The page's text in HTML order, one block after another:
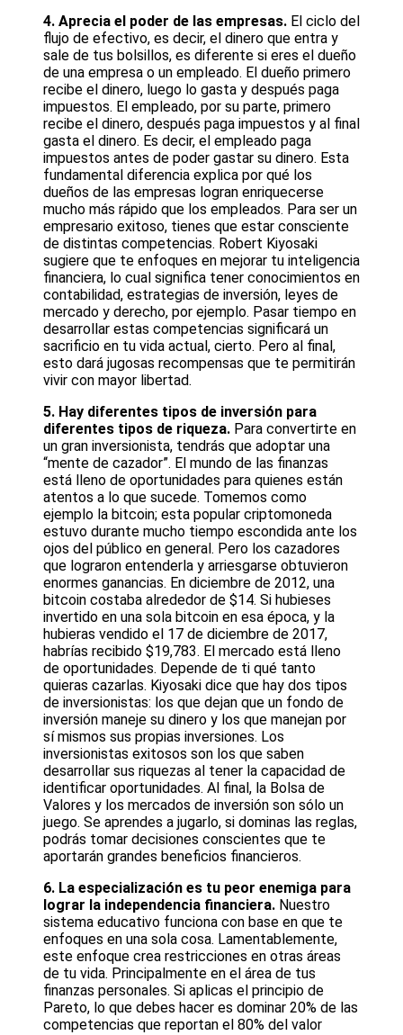
4. Aprecia el poder de las empresas. El ciclo del
flujo de efectivo, es decir, el dinero que entra y
sale de tus bolsillos, es diferente si eres el dueño
de una empresa o un empleado. El dueño primero
recibe el dinero, luego lo gasta y después paga
impuestos. El empleado, por su parte, primero
recibe el dinero, después paga impuestos y al final
gasta el dinero. Es decir, el empleado paga
impuestos antes de poder gastar su dinero. Esta
fundamental diferencia explica por qué los
dueños de las empresas logran enriquecerse
mucho más rápido que los empleados. Para ser un
empresario exitoso, tienes que estar consciente
de distintas competencias. Robert Kiyosaki
sugiere que te enfoques en mejorar tu inteligencia
financiera, lo cual significa tener conocimientos en
contabilidad, estrategias de inversión, leyes de
mercado y derecho, por ejemplo. Pasar tiempo en
desarrollar estas competencias significará un
sacrificio en tu vida actual, cierto. Pero al final,
esto dará jugosas recompensas que te permitirán
vivir con mayor libertad.
5. Hay diferentes tipos de inversión para
diferentes tipos de riqueza. Para convertirte en
un gran inversionista, tendrás que adoptar una
“mente de cazador”. El mundo de las finanzas
está lleno de oportunidades para quienes están
atentos a lo que sucede. Tomemos como
ejemplo la bitcoin; esta popular criptomoneda
estuvo durante mucho tiempo escondida ante los
ojos del público en general. Pero los cazadores
que lograron entenderla y arriesgarse obtuvieron
enormes ganancias. En diciembre de 2012, una
bitcoin costaba alrededor de $14. Si hubieses
invertido en una sola bitcoin en esa época, y la
hubieras vendido el 17 de diciembre de 2017,
habrías recibido $19,783. El mercado está lleno
de oportunidades. Depende de ti qué tanto
quieras cazarlas. Kiyosaki dice que hay dos tipos
de inversionistas: los que dejan que un fondo de
inversión maneje su dinero y los que manejan por
sí mismos sus propias inversiones. Los
inversionistas exitosos son los que saben
desarrollar sus riquezas al tener la capacidad de
identificar oportunidades. Al final, la Bolsa de
Valores y los mercados de inversión son sólo un
juego. Se aprendes a jugarlo, si dominas las reglas,
podrás tomar decisiones conscientes que te
aportarán grandes beneficios financieros.
6. La especialización es tu peor enemiga para
lograr la independencia financiera. Nuestro
sistema educativo funciona con base en que te
enfoques en una sola cosa. Lamentablemente,
este enfoque crea restricciones en otras áreas
de tu vida. Principalmente en el área de tus
finanzas personales. Si aplicas el principio de
Pareto, lo que debes hacer es dominar 20% de las
competencias que reportan el 80% del valor